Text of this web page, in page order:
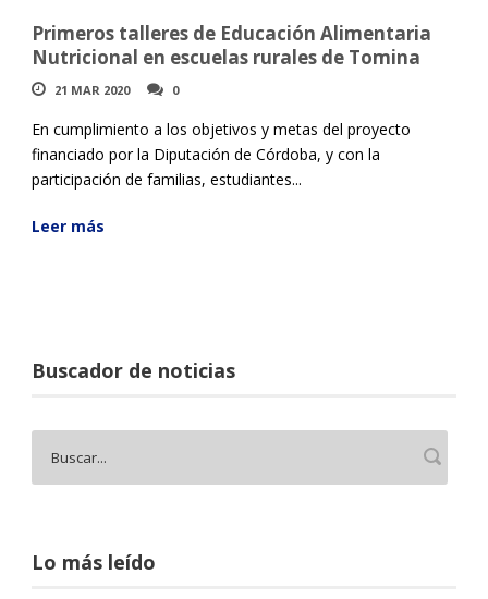
Primeros talleres de Educación Alimentaria
Nutricional en escuelas rurales de Tomina
21 MAR 2020 0
En cumplimiento a los objetivos y metas del proyecto
financiado por la Diputación de Córdoba, y con la
participación de familias, estudiantes...
Leer más
Buscador de noticias
Lo más leído